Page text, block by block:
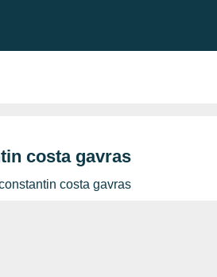
costa gavras
costa gavras